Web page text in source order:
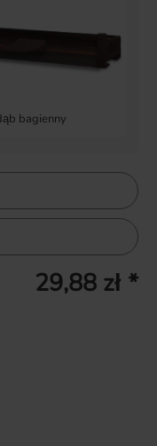
bagienny
29,88 zł *
przycisków, aby zwiększyć lub